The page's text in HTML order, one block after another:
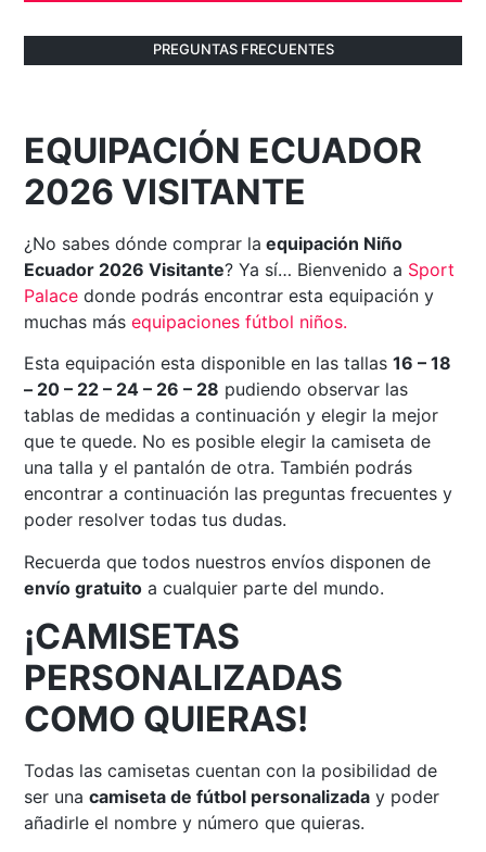
PREGUNTAS FRECUENTES
EQUIPACIÓN ECUADOR
2026 VISITANTE
¿No sabes dónde comprar la equipación Niño
Ecuador 2026 Visitante? Ya sí… Bienvenido a Sport
Palace donde podrás encontrar esta equipación y
muchas másequipaciones fútbol niños.
Esta equipación esta disponible en las tallas16 – 18
– 20 – 22 – 24 – 26 – 28 pudiendo observar las
tablas de medidas a continuación y elegir la mejor
que te quede. No es posible elegir la camiseta de
una talla y el pantalón de otra. También podrás
encontrar a continuación las preguntas frecuentes y
poder resolver todas tus dudas.
Recuerda que todos nuestros envíos disponen de
envío gratuito a cualquier parte del mundo.
¡CAMISETAS
PERSONALIZADAS
COMO QUIERAS!
Todas las camisetas cuentan con la posibilidad de
ser unacamiseta de fútbol personalizada y poder
añadirle el nombre y número que quieras.